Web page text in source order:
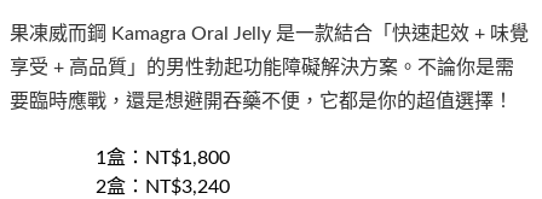
果凍威而鋼 Kamagra Oral Jelly 是一款結合「快速起效 + 味覺
享受 + 高品質」的男性勃起功能障礙解決方案。不論你是需
要臨時應戰，還是想避開吞藥不便，它都是你的超值選擇！
1盒 ：NT$1,800
2盒 ：NT$3,240